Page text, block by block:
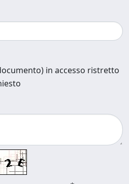
in accesso ristretto